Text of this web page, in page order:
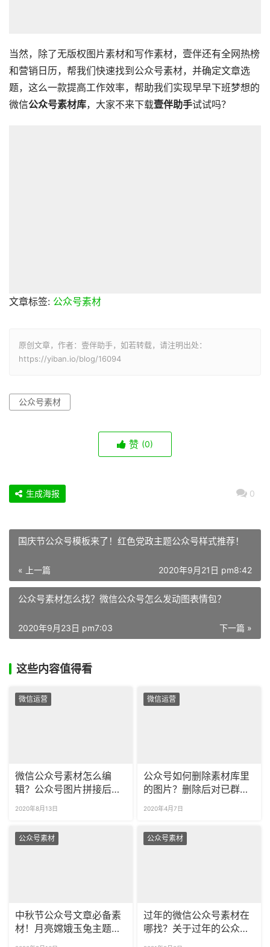
当然，除了无版权图片素材和写作素材，壹伴还有全网热榜
和营销日历，帮我们快速找到公众号素材，并确定文章选
题，这么一款提高工作效率，帮助我们实现早早下班梦想的
微信公众号素材库，大家不来下载壹伴助手试试吗？
文章标签: 公众号素材
原创文章，作者：壹伴助手，如若转载，请注明出处：
https://yiban.io/blog/16094
公众号素材
赞 (0)
0
生成海报
国庆节公众号模板来了！红色党政主题公众号样式推荐！
« 上一篇 2020年9月21日 pm8:42
公众号素材怎么找？微信公众号怎么发动图表情包？
下一篇 »
2020年9月23日 pm7:03
这些内容值得看
微信运营
微信公众号素材怎么编
辑？公众号图片拼接后有
2020年8月13日
微信运营
公众号如何删除素材库里
的图片？删除后对已群发
2020年4月7日
公众号素材
中秋节公众号文章必备素
材！月亮嫦娥玉兔主题公
公众号素材
过年的微信公众号素材在
哪找？关于过年的公众号